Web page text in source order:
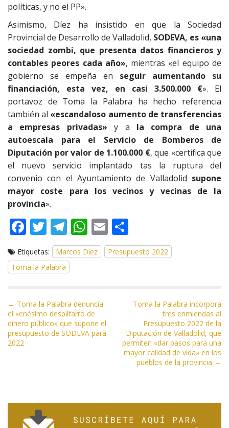
políticas, y no el PP».
Asimismo, Díez ha insistido en que la Sociedad
Provincial de Desarrollo de Valladolid, SODEVA, es «una
sociedad zombi, que presenta datos financieros y
contables peores cada año», mientras «el equipo de
gobierno se empeña en seguir aumentando su
financiación, esta vez, en casi 3.500.000 €». El
portavoz de Toma la Palabra ha hecho referencia
también al «escandaloso aumento de transferencias
a empresas privadas» y a la compra de una
autoescala para el Servicio de Bomberos de
Diputación por valor de 1.100.000 €, que «certifica que
el nuevo servicio implantado tas la ruptura del
convenio con el Ayuntamiento de Valladolid supone
mayor coste para los vecinos y vecinas de la
provincia».
F
e
b
o
k
T
w
itt
er
T
el
e
gr
m
W
h
at
p
p
E
m
ai
o
m
ti
r
Etiquetas: Marcos Díez
Presupuesto 2022
Toma la Palabra
N
a
v
e
← Toma la Palabra denuncia
el «enésimo despilfarro de
dinero público» que supone el
presupuesto de SODEVA para
2022
Toma la Palabra incorpora
tres enmiendas al
Presupuesto 2022 de la
Diputación de Valladolid, que
permiten «dar pasos para una
mayor calidad de vida» en los
pueblos de la provincia →